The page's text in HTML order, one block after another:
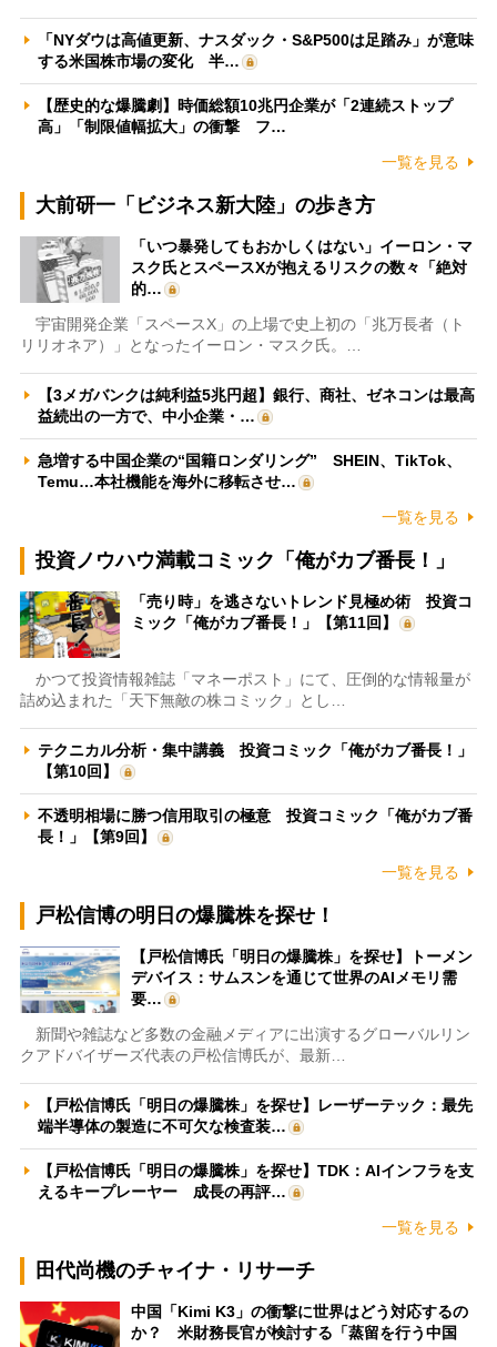
「NYダウは高値更新、ナスダック・S&P500は足踏み」が意味
する米国株市場の変化 半…
【歴史的な爆騰劇】時価総額10兆円企業が「2連続ストップ
高」「制限値幅拡大」の衝撃 フ…
一覧を見る
大前研一「ビジネス新大陸」の歩き方
「いつ暴発してもおかしくはない」イーロン・マ
スク氏とスペースXが抱えるリスクの数々「絶対
的…
宇宙開発企業「スペースX」の上場で史上初の「兆万長者（ト
リリオネア）」となったイーロン・マスク氏。…
【3メガバンクは純利益5兆円超】銀行、商社、ゼネコンは最高
益続出の一方で、中小企業・…
急増する中国企業の“国籍ロンダリング” SHEIN、TikTok、
Temu…本社機能を海外に移転させ…
一覧を見る
投資ノウハウ満載コミック「俺がカブ番長！」
「売り時」を逃さないトレンド見極め術 投資コ
ミック「俺がカブ番長！」【第11回】
かつて投資情報雑誌「マネーポスト」にて、圧倒的な情報量が
詰め込まれた「天下無敵の株コミック」とし…
テクニカル分析・集中講義 投資コミック「俺がカブ番長！」
【第10回】
不透明相場に勝つ信用取引の極意 投資コミック「俺がカブ番
長！」【第9回】
一覧を見る
戸松信博の明日の爆騰株を探せ！
【戸松信博氏「明日の爆騰株」を探せ】トーメン
デバイス：サムスンを通じて世界のAIメモリ需
要…
新聞や雑誌など多数の金融メディアに出演するグローバルリン
クアドバイザーズ代表の戸松信博氏が、最新…
【戸松信博氏「明日の爆騰株」を探せ】レーザーテック：最先
端半導体の製造に不可欠な検査装…
【戸松信博氏「明日の爆騰株」を探せ】TDK：AIインフラを支
えるキープレーヤー 成長の再評…
一覧を見る
田代尚機のチャイナ・リサーチ
中国「Kimi K3」の衝撃に世界はどう対応するの
か？ 米財務長官が検討する「蒸留を行う中国